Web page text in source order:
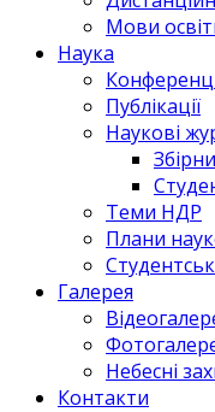
Мови
Наука
Публікації
Наукові
Теми НДР
Плани
Галерея
Небесні
Контакти